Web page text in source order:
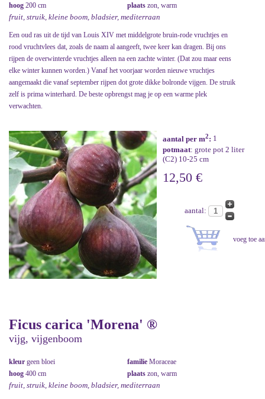
hoog 200 cm plaats zon, warm
fruit, struik, kleine boom, bladsier, mediterraan
Een oud ras uit de tijd van Louis XIV met middelgrote bruin-rode vruchtjes en
rood vruchtvlees dat, zoals de naam al aangeeft, twee keer kan dragen. Bij ons
rijpen de overwinterde vruchtjes alleen na een zachte winter. (Dat zou maar eens
elke winter kunnen worden.) Vanaf het voorjaar worden nieuwe vruchtjes
aangemaakt die vanaf september rijpen dot grote dikke bolronde vijgen. De struik
zelf is prima winterhard. De beste opbrengst mag je op een warme plek
verwachten.
aantal per m2: 1
potmaat: grote pot 2 liter
(C2) 10-25 cm
12,50 €
aantal:
Ficus carica 'Morena' ®
vijg, vijgenboom
kleur geen bloei familie Moraceae
hoog 400 cm plaats zon, warm
fruit, struik, kleine boom, bladsier, mediterraan